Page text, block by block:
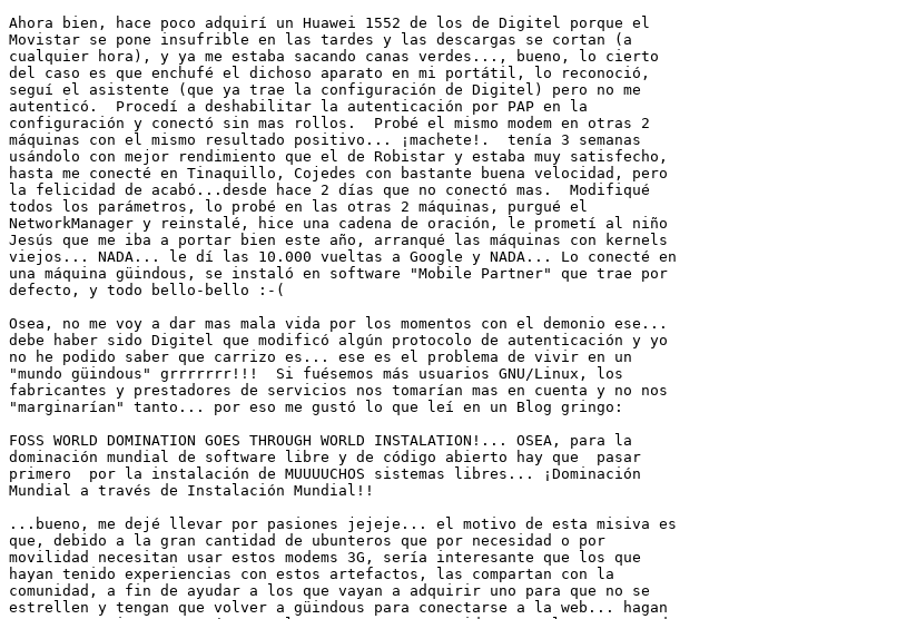
Ahora bien, hace poco adquirí un Huawei 1552 de los de Digitel porque el
Movistar se pone insufrible en las tardes y las descargas se cortan (a
cualquier hora), y ya me estaba sacando canas verdes..., bueno, lo cierto
del caso es que enchufé el dichoso aparato en mi portátil, lo reconoció,
seguí el asistente (que ya trae la configuración de Digitel) pero no me
autenticó.  Procedí a deshabilitar la autenticación por PAP en la
configuración y conectó sin mas rollos.  Probé el mismo modem en otras 2
máquinas con el mismo resultado positivo... ¡machete!.  tenía 3 semanas
usándolo con mejor rendimiento que el de Robistar y estaba muy satisfecho,
hasta me conecté en Tinaquillo, Cojedes con bastante buena velocidad, pero
la felicidad de acabó...desde hace 2 días que no conectó mas.  Modifiqué
todos los parámetros, lo probé en las otras 2 máquinas, purgué el
NetworkManager y reinstalé, hice una cadena de oración, le prometí al niño
Jesús que me iba a portar bien este año, arranqué las máquinas con kernels
viejos... NADA... le dí las 10.000 vueltas a Google y NADA... Lo conecté en
una máquina güindous, se instaló en software "Mobile Partner" que trae por
defecto, y todo bello-bello :-(
Osea, no me voy a dar mas mala vida por los momentos con el demonio ese...
debe haber sido Digitel que modificó algún protocolo de autenticación y yo
no he podido saber que carrizo es... ese es el problema de vivir en un
"mundo güindous" grrrrrrr!!!  Si fuésemos más usuarios GNU/Linux, los
fabricantes y prestadores de servicios nos tomarían mas en cuenta y no nos
"marginarían" tanto... por eso me gustó lo que leí en un Blog gringo:
FOSS WORLD DOMINATION GOES THROUGH WORLD INSTALATION!... OSEA, para la
dominación mundial de software libre y de código abierto hay que  pasar
primero  por la instalación de MUUUUCHOS sistemas libres... ¡Dominación
Mundial a través de Instalación Mundial!!
...bueno, me dejé llevar por pasiones jejeje... el motivo de esta misiva es
que, debido a la gran cantidad de ubunteros que por necesidad o por
movilidad necesitan usar estos modems 3G, sería interesante que los que
hayan tenido experiencias con estos artefactos, las compartan con la
comunidad, a fin de ayudar a los que vayan a adquirir uno para que no se
estrellen y tengan que volver a güindous para conectarse a la web... hagan